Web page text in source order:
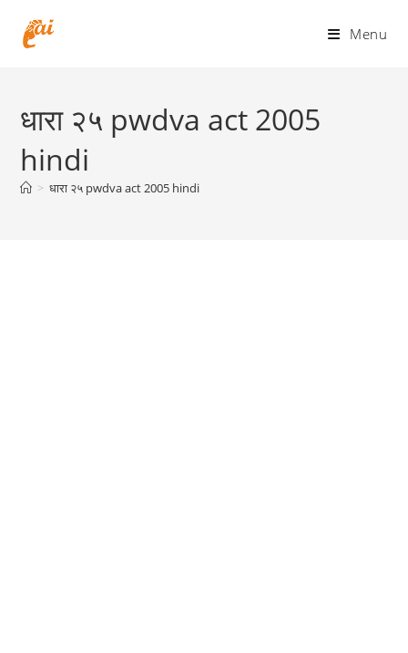
Menu
धारा २५ pwdva act 2005
hindi
> धारा २५ pwdva act 2005 hindi